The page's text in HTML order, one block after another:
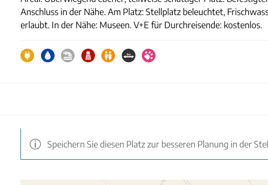
Anschluss in der Nähe. Am Platz: Stellplatz beleuchtet,
erlaubt. In der Nähe: Museen. V+E für Durchreisende: kostenlos.
Speichern Sie diesen Platz zur besseren Planung in der